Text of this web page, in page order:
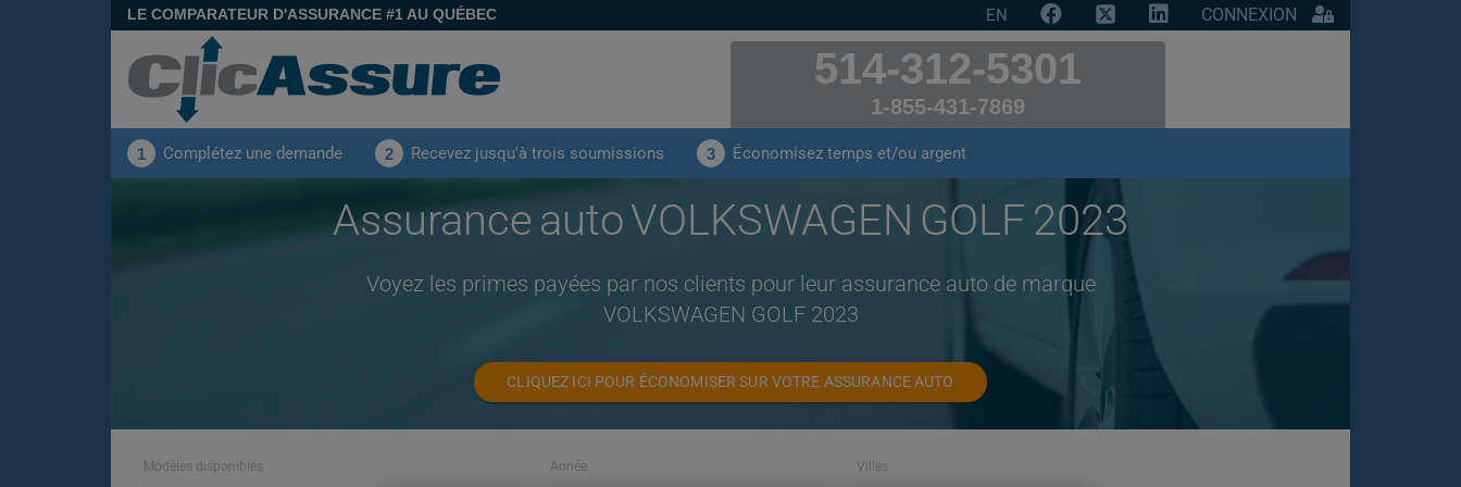
LE COMPARATEUR D'ASSURANCE #1 AU QUÉBEC EN CONNEXION
514-312-5301
1-855-431-7869
1 Complétez une demande 2 Recevez jusqu'à trois soumissions 3 Économisez temps et/ou argent
Assurance auto VOLKSWAGEN GOLF 2023
Voyez les primes payées par nos clients pour leur assurance auto de marque
VOLKSWAGEN GOLF 2023
CLIQUEZ ICI POUR ÉCONOMISER SUR VOTRE ASSURANCE AUTO
Modèles disponibles Année Villes